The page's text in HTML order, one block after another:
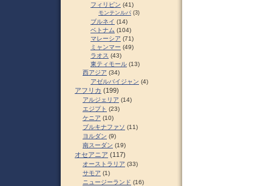
フィリピン (41)
モンテンルパ (3)
ブルネイ (14)
ベトナム (104)
マレーシア (71)
ミャンマー (49)
ラオス (43)
東ティモール (13)
西アジア (34)
アゼルバイジャン (4)
アフリカ (199)
アルジェリア (14)
エジプト (23)
ケニア (10)
ブルキナファソ (11)
ヨルダン (9)
南スーダン (19)
オセアニア (117)
オーストラリア (33)
サモア (1)
ニュージーランド (16)